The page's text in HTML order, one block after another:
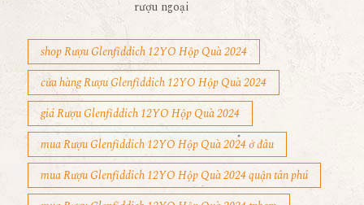
rượu ngoại
shop Rượu Glenfiddich 12YO Hộp Quà 2024
cửa hàng Rượu Glenfiddich 12YO Hộp Quà 2024
giá Rượu Glenfiddich 12YO Hộp Quà 2024
mua Rượu Glenfiddich 12YO Hộp Quà 2024 ở đâu
mua Rượu Glenfiddich 12YO Hộp Quà 2024 quận tân phú